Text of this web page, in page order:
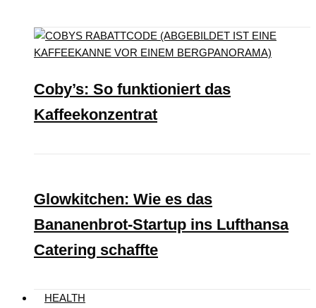
Coby’s: So funktioniert das
Kaffeekonzentrat
Glowkitchen: Wie es das
Bananenbrot-Startup ins Lufthansa
Catering schaffte
HEALTH